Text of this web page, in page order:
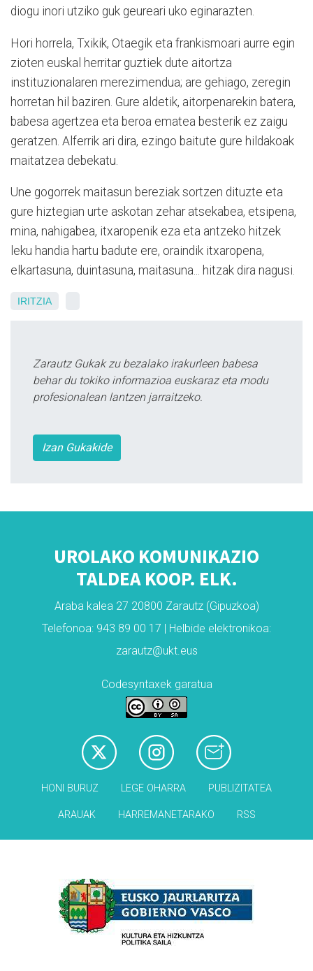
diogu inori utziko guk geureari uko eginarazten.
Hori horrela, Txikik, Otaegik eta frankismoari aurre egin
zioten euskal herritar guztiek dute aitortza
instituzionalaren merezimendua; are gehiago, zeregin
horretan hil baziren. Gure aldetik, aitorpenarekin batera,
babesa agertzea eta beroa ematea besterik ez zaigu
geratzen. Alferrik ari dira, ezingo baitute gure hildakoak
maitatzea debekatu.
Une gogorrek maitasun bereziak sortzen dituzte eta
gure hiztegian urte askotan zehar atsekabea, etsipena,
mina, nahigabea, itxaropenik eza eta antzeko hitzek
leku handia hartu badute ere, oraindik itxaropena,
elkartasuna, duintasuna, maitasuna... hitzak dira nagusi.
IRITZIA
Zarautz Gukak zu bezalako irakurleen babesa
behar du tokiko informazioa euskaraz eta modu
profesionalean lantzen jarraitzeko.
Izan Gukakide
UROLAKO KOMUNIKAZIO
TALDEA KOOP. ELK.
Araba kalea 27 20800 Zarautz (Gipuzkoa)
Telefonoa: 943 89 00 17 | Helbide elektronikoa:
zarautz@ukt.eus
Codesyntaxek garatua
HONI BURUZ LEGE OHARRA PUBLIZITATEA
ARAUAK HARREMANETARAKO RSS